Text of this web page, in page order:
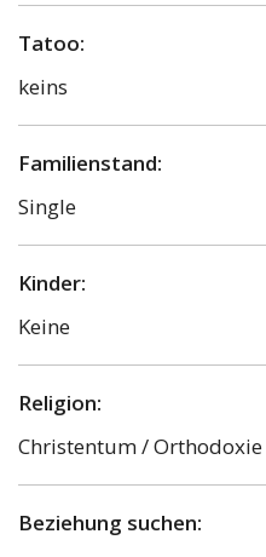
Tatoo:
keins
Familienstand:
Single
Kinder:
Keine
Religion:
Christentum / Orthodoxie
Beziehung suchen: